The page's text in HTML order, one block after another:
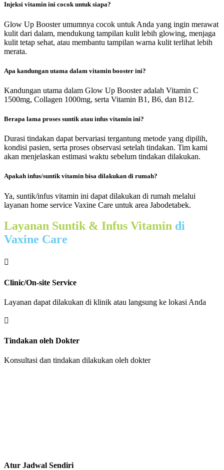
Injeksi vitamin ini cocok untuk siapa?
Glow Up Booster umumnya cocok untuk Anda yang ingin merawat
kulit dari dalam, mendukung tampilan kulit lebih glowing, menjaga
kulit tetap sehat, atau membantu tampilan warna kulit terlihat lebih
merata.
Apa kandungan utama dalam vitamin booster ini?
Kandungan utama dalam Glow Up Booster adalah Vitamin C
1500mg, Collagen 1000mg, serta Vitamin B1, B6, dan B12.
Berapa lama proses suntik atau infus vitamin ini?
Durasi tindakan dapat bervariasi tergantung metode yang dipilih,
kondisi pasien, serta proses observasi setelah tindakan. Tim kami
akan menjelaskan estimasi waktu sebelum tindakan dilakukan.
Apakah infus/suntik vitamin bisa dilakukan di rumah?
Ya, suntik/infus vitamin ini dapat dilakukan di rumah melalui
layanan home service Vaxine Care untuk area Jabodetabek.
Layanan Suntik & Infus Vitamin di
Vaxine Care

Clinic/On-site Service
Layanan dapat dilakukan di klinik atau langsung ke lokasi Anda

Tindakan oleh Dokter
Konsultasi dan tindakan dilakukan oleh dokter
Atur Jadwal Sendiri